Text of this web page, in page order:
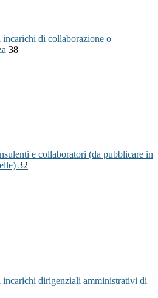
di collaborazione o
38
e collaboratori (da pubblicare in
32
dirigenziali amministrativi di